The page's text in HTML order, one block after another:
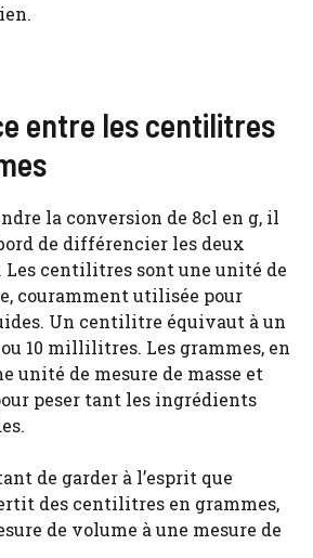
entre les centilitres
la conversion de 8cl en g, il
de différencier les deux
Les centilitres sont une unité de
couramment utilisée pour
Un centilitre équivaut à un
10 millilitres. Les grammes, en
unité de mesure de masse et
peser tant les ingrédients
de garder à l’esprit que
des centilitres en grammes,
de volume à une mesure de